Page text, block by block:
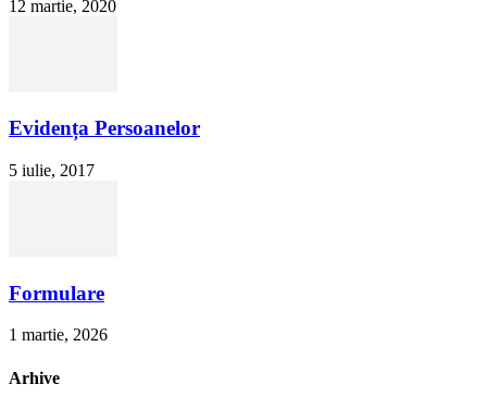
12 martie, 2020
Evidența Persoanelor
5 iulie, 2017
Formulare
1 martie, 2026
Arhive